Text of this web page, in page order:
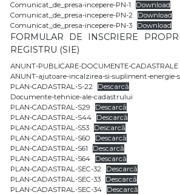
Comunicat_de_presa-incepere-PN-1
Download
Comunicat_de_presa-incepere-PN-2
Download
Comunicat_de_presa-incepere-PN-3
Download
FORMULAR DE INSCRIERE
REGISTRU (SIE)
ANUNT-PUBLICARE-DOCUMENTE-CADASTRALE
ANUNT-ajutoare-incalzirea-si-supliment-energie-
PLAN-CADASTRAL-S-22
Descarcă
Documente-tehnice-ale-cadastrului
PLAN-CADASTRAL-S29
Descarcă
PLAN-CADASTRAL-S44
Descarcă
PLAN-CADASTRAL-S53
Descarcă
PLAN-CADASTRAL-S60
Descarcă
PLAN-CADASTRAL-S61
Descarcă
PLAN-CADASTRAL-S64
Descarcă
PLAN-CADASTRAL-SEC-32
Descarcă
PLAN-CADASTRAL-SEC-33
Descarcă
PLAN-CADASTRAL-SEC-34
Descarcă